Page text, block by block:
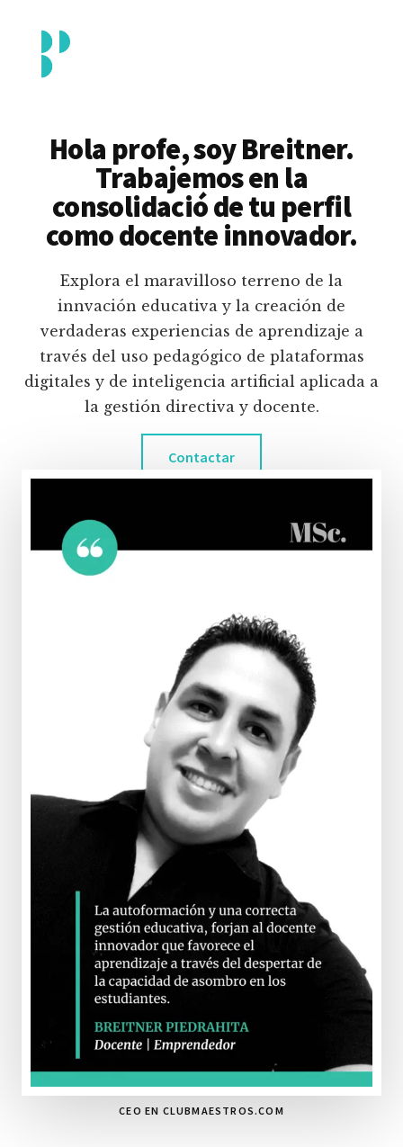
contenido
principal
menu
Piedrahita
docente
pedagógico
educativas
digitales
inteligencia
artificial.
Hola profe, soy Breitner.
Trabajemos en la
consolidació de tu perfil
como docente innovador.
Explora el maravilloso terreno de la
innvación educativa y la creación de
verdaderas experiencias de aprendizaje a
través del uso pedagógico de plataformas
digitales y de inteligencia artificial aplicada a
la gestión directiva y docente.
Contactar
CEO EN CLUBMAESTROS.COM